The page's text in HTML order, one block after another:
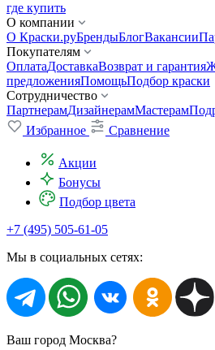
где купить
О компании
О Краски.руБрендыБлогВакансии
Покупателям
ОплатаДоставкаВозврат и гарантия
предложенияПомощьПодбор краски
Сотрудничество
ПартнерамДизайнерамМастерам
Избранное
Сравнение
Акции
Бонусы
Подбор цвета
+7 (495) 505-61-05
Мы в социальных сетях:
Ваш город Москва?